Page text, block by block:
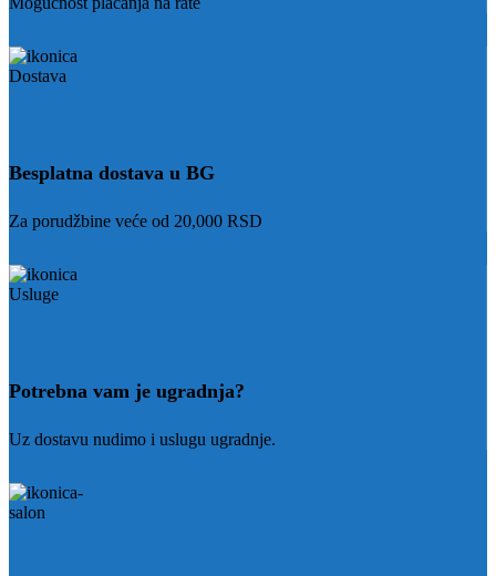
Besplatna dostava u BG
Za porudžbine veće od 20,000 RSD
Potrebna vam je ugradnja?
Uz dostavu nudimo i uslugu ugradnje.